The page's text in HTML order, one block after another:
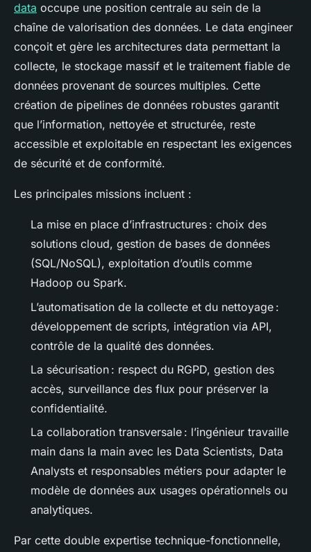
data occupe une position centrale au sein de la
chaîne de valorisation des données. Le data engineer
conçoit et gère les architectures data permettant la
collecte, le stockage massif et le traitement fiable de
données provenant de sources multiples. Cette
création de pipelines de données robustes garantit
que l’information, nettoyée et structurée, reste
accessible et exploitable en respectant les exigences
de sécurité et de conformité.
Les principales missions incluent :
La mise en place d’infrastructures : choix des
solutions cloud, gestion de bases de données
(SQL/NoSQL), exploitation d’outils comme
Hadoop ou Spark.
L’automatisation de la collecte et du nettoyage :
développement de scripts, intégration via API,
contrôle de la qualité des données.
La sécurisation : respect du RGPD, gestion des
accès, surveillance des flux pour préserver la
confidentialité.
La collaboration transversale : l’ingénieur travaille
main dans la main avec les Data Scientists, Data
Analysts et responsables métiers pour adapter le
modèle de données aux usages opérationnels ou
analytiques.
Par cette double expertise technique-fonctionnelle,